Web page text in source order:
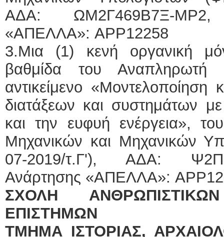
ΑΔΑ: ΩΜ2Γ469Β7Ξ-ΜΡ2,
«ΑΠΕΛΛΑ»: APP12258
3.Μια (1) κενή οργανική
βαθμίδα του Αναπληρωτή
αντικείμενο «Μοντελοποίηση
διατάξεων και συστημάτων
και την ευφυή ενέργεια»,
Μηχανικών και Μηχανικών
07-2019/τ.Γ'), ΑΔΑ:
Ανάρτησης «ΑΠΕΛΛΑ»:
ΣΧΟΛΗ
ΕΠΙΣΤΗΜΩΝ
ΤΜΗΜΑ ΙΣΤΟΡΙΑΣ,